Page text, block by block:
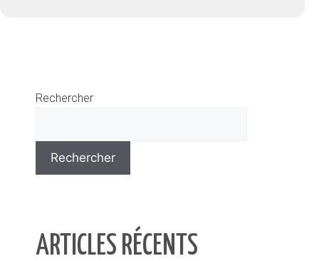
Rechercher
Rechercher
ARTICLES RÉCENTS